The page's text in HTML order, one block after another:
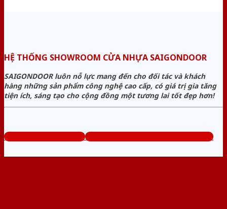
HỆ THỐNG SHOWROOM CỬA NHỰA SAIGONDOOR
SAIGONDOOR luôn nỗ lực mang đến cho đối tác và khách
hàng những sản phẩm công nghệ cao cấp, có giá trị gia tăng
tiện ích, sáng tạo cho cộng đồng một tương lai tốt đẹp hơn!
www.sieuthicuanhua.net Tổng đài tư vấn miễn phí: 0824.400.400